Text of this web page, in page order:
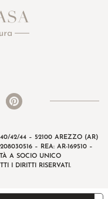
42/44 – 52100 AREZZO (AR)
– REA: AR-169510 –
A SOCIO UNICO
I DIRITTI RISERVATI.